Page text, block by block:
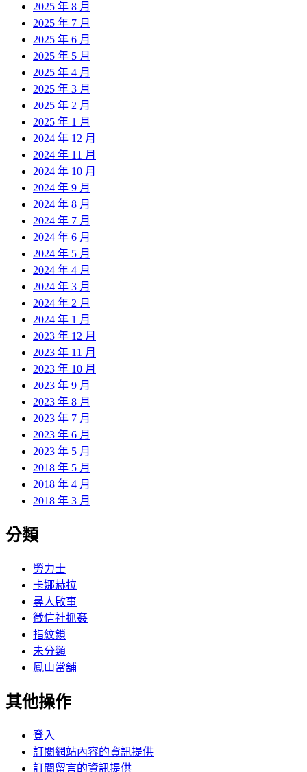
2025 年 8 月
2025 年 7 月
2025 年 6 月
2025 年 5 月
2025 年 4 月
2025 年 3 月
2025 年 2 月
2025 年 1 月
2024 年 12 月
2024 年 11 月
2024 年 10 月
2024 年 9 月
2024 年 8 月
2024 年 7 月
2024 年 6 月
2024 年 5 月
2024 年 4 月
2024 年 3 月
2024 年 2 月
2024 年 1 月
2023 年 12 月
2023 年 11 月
2023 年 10 月
2023 年 9 月
2023 年 8 月
2023 年 7 月
2023 年 6 月
2023 年 5 月
2018 年 5 月
2018 年 4 月
2018 年 3 月
分類
勞力士
卡娜赫拉
尋人啟事
徵信社抓姦
指紋鎖
未分類
鳳山當舖
其他操作
登入
訂閱網站內容的資訊提供
訂閱留言的資訊提供